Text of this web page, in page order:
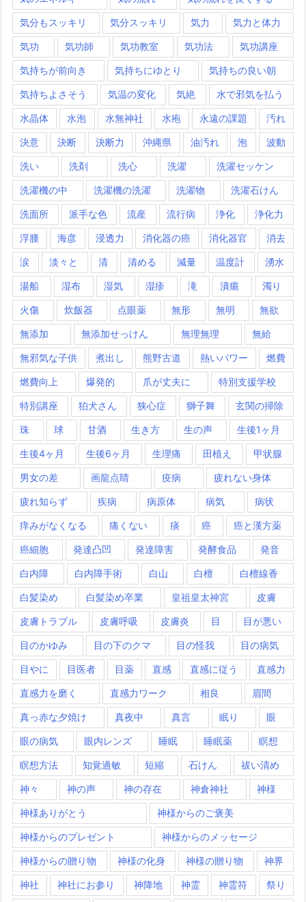
気分もスッキリ 気分スッキリ 気力 気力と体力
気功 気功師 気功教室 気功法 気功講座
気持ちが前向き 気持ちにゆとり 気持ちの良い朝
気持ちよさそう 気温の変化 気絶 水で邪気を払う
水晶体 水泡 水無神社 水疱 永遠の課題 汚れ
決意 決断 決断力 沖縄県 油汚れ 泡 波動
洗い 洗剤 洗心 洗濯 洗濯セッケン
洗濯機の中 洗濯機の洗濯 洗濯物 洗濯石けん
洗面所 派手な色 流産 流行病 浄化 浄化力
浮腫 海彦 浸透力 消化器の癌 消化器官 消去
涙 淡々と 清 清める 減量 温度計 湧水
湯船 湿布 湿気 湿疹 滝 潰瘍 濁り
火傷 炊飯器 点眼薬 無形 無明 無欲
無添加 無添加せっけん 無理無理 無給
無邪気な子供 煮出し 熊野古道 熱いパワー 燃費
燃費向上 爆発的 爪が丈夫に 特別支援学校
特別講座 狛犬さん 狭心症 獅子舞 玄関の掃除
珠 球 甘酒 生き方 生の声 生後1ヶ月
生後4ヶ月 生後6ヶ月 生理痛 田植え 甲状腺
男女の差 画龍点睛 疫病 疲れない身体
疲れ知らず 疾病 病原体 病気 病状
痒みがなくなる 痛くない 痰 癌 癌と漢方薬
癌細胞 発達凸凹 発達障害 発酵食品 発音
白内障 白内障手術 白山 白檀 白檀線香
白髪染め 白髪染め卒業 皇祖皇太神宮 皮膚
皮膚トラブル 皮膚呼吸 皮膚炎 目 目が悪い
目のかゆみ 目の下のクマ 目の怪我 目の病気
目やに 目医者 目薬 直感 直感に従う 直感力
直感力を磨く 直感力ワーク 相良 眉間
真っ赤な夕焼け 真夜中 真言 眠り 眼
眼の病気 眼内レンズ 睡眠 睡眠薬 瞑想
瞑想方法 知覚過敏 短縮 石けん 祓い清め
神々 神の声 神の存在 神倉神社 神様
神様ありがとう 神様からのご褒美
神様からのプレゼント 神様からのメッセージ
神様からの贈り物 神様の化身 神様の贈り物 神界
神社 神社にお参り 神降地 神霊 神霊符 祭り